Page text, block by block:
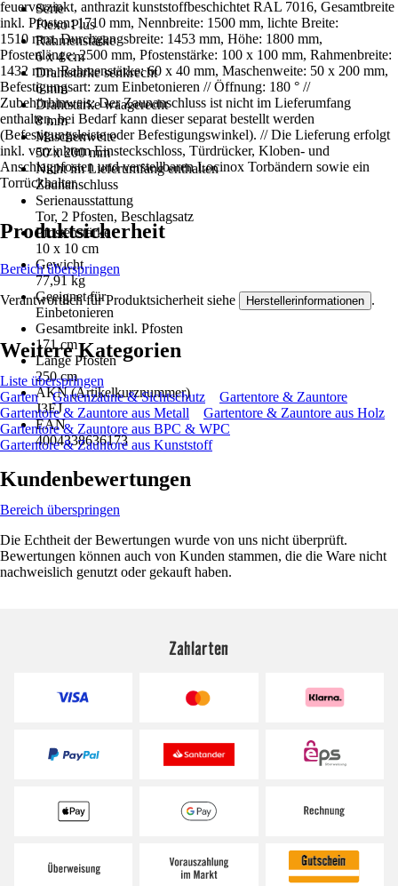
Serie
Flexo Plus
Rahmenstärke
6 x 4 cm
Drahtstärke senkrecht
6 mm
Drahtstärke waagerecht
8 mm
Maschenweite
50 x 200 mm
Nicht im Lieferumfang enthalten
Zaunanschluss
Serienausstattung
Tor, 2 Pfosten, Beschlagsatz
Pfostenstärke
10 x 10 cm
Gewicht
77,91 kg
Geeignet für
Einbetonieren
Gesamtbreite inkl. Pfosten
171 cm
Länge Pfosten
250 cm
AKN (Artikelkurznummer)
J3EJ
EAN
4004338636173
feuerverzinkt, anthrazit kunststoffbeschichtet RAL 7016, Gesamtbreite
inkl. Pfosten: 1710 mm, Nennbreite: 1500 mm, lichte Breite:
1510 mm, Durchgangsbreite: 1453 mm, Höhe: 1800 mm,
Pfostenlänge: 2500 mm, Pfostenstärke: 100 x 100 mm, Rahmenbreite:
1432 mm, Rahmenstärke: 60 x 40 mm, Maschenweite: 50 x 200 mm,
Befestigungsart: zum Einbetonieren // Öffnung: 180 ° //
Zubehörhinweis: Der Zaunanschluss ist nicht im Lieferumfang
enthalten, bei Bedarf kann dieser separat bestellt werden
(Befestigungsleiste oder Befestigungswinkel). // Die Lieferung erfolgt
inkl. verzinktem Einsteckschloss, Türdrücker, Kloben- und
Anschlagpfosten und verstellbaren Locinox Torbändern sowie ein
Torrückhalter.
Produktsicherheit
Bereich überspringen
Verantwortlich für Produktsicherheit siehe Herstellerinformationen .
Weitere Kategorien
Liste überspringen
Garten
Gartenzäune & Sichtschutz
Gartentore & Zauntore
Gartentore & Zauntore aus Metall
Gartentore & Zauntore aus Holz
Gartentore & Zauntore aus BPC & WPC
Gartentore & Zauntore aus Kunststoff
Kundenbewertungen
Bereich überspringen
Die Echtheit der Bewertungen wurde von uns nicht überprüft.
Bewertungen können auch von Kunden stammen, die die Ware nicht
nachweislich genutzt oder gekauft haben.
Zahlarten